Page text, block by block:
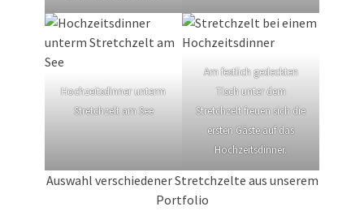
Hochzeitsdinner unterm
Stretchzelt am See
Am festlich gedeckten
Tisch unter dem
Stretchzelt freuen sich die
ersten Gäste auf das
Hochzeitsdinner.
Auswahl verschiedener Stretchzelte aus unserem
Portfolio